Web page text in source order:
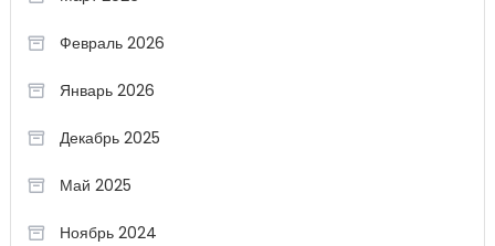
Февраль 2026
Январь 2026
Декабрь 2025
Май 2025
Ноябрь 2024